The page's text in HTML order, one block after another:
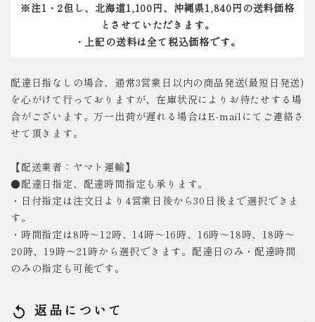
※注1・2但し、北海道1,100円、沖縄県1,840円の送料価格
とさせていただきます。
・上記の送料は全て税込価格です。
配達日指なしの場合、通常3営業日以内の商品発送(最短日発送)
を心がけて行っておりますが、在庫状況によりお待たせする場
合がございます。万一出荷が遅れる場合はE-mailにてご連絡さ
せて頂きます。
【配送業者：ヤマト運輸】
●配達日指定、配達時間指定も承ります。
・日付指定は注文日より4営業日後から30日後まで選択できま
す。
・時間指定は8時～12時、14時～16時、16時～18時、18時～
20時、19時～21時から選択できます。配達日のみ・配達時間
のみの指定も可能です。
replay 返品について